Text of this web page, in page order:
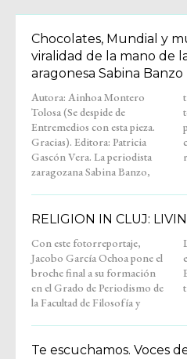
Chocolates, Mundial y
viralidad de la mano de
aragonesa Sabina Banzo
Autora: Ainhoa Montero
Tolosa (Se despide de
Entremedios con esta pieza.
Gracias). Editora: Patricia
Gascón Vera. La periodista
zaragozana Sabina Banzo,
tras años como reportera de
televisión y locutora de spots
para grandes marcas,
comenzó su andadura en
RELIGION IN CLUJ:
Con este fotorreportaje,
Jacobo García Ochoa pone el
broche final a su formación
en el Grado de Periodismo de
la Facultad de Filosofía y
Letras y cierra también su
etapa como colaborador de
Entremedios. Su trabajo nos
Te escuchamos. Voces